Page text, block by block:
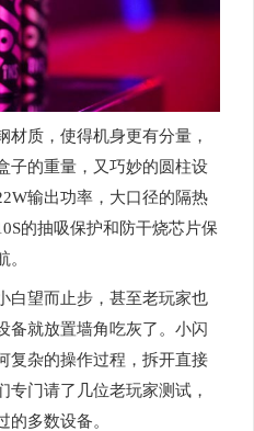
材质，使得机身更有分量，
子的重量，又巧妙的圆柱设
输出功率，大口径的隔热
的抽吸保护和防干烧芯片保
。
白望而止步，甚至老玩家也
备就放置墙角吃灰了。小闪
复杂的操作过程，拆开直接
专门请了几位老玩家测试，
的多数设备。